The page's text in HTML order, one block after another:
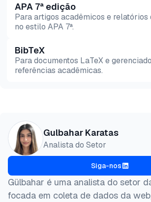
APA 7ª edição
Para artigos acadêmicos e relatórios
no estilo APA 7ª.
Pré-
visualização
HTML
BibTeX
Para documentos LaTeX e
referências acadêmicas.
@misc{karatas2026,
  author = {Karatas, Gulbahar},
title  = {{Configuração de
  year   = {2026},
howpublished    =
note   = {AIMultiple. Acessado
}
Gulbahar Karatas
Analista do Setor
Siga-nos
Gülbahar é uma analista do setor
focada em coleta de dados da